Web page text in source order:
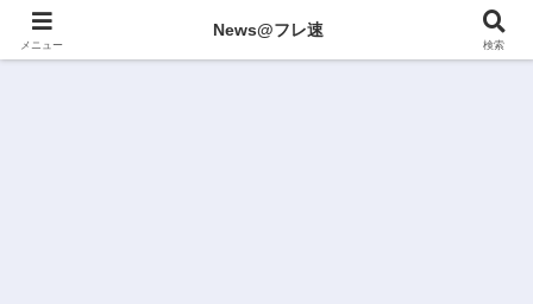
メニュー
News@フレ速
検索